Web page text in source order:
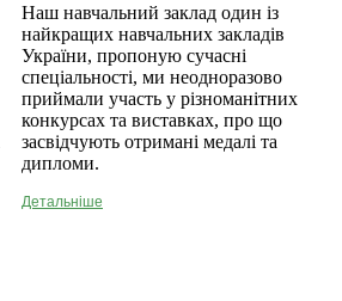
Наш навчальний заклад один із
найкращих навчальних закладів
України, пропоную сучасні
спеціальності, ми неодноразово
приймали участь у різноманітних
конкурсах та виставках, про що
засвідчують отримані медалі та
дипломи.
Детальніше